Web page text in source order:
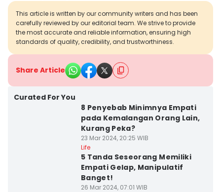
This article is written by our community writers and has been
carefully reviewed by our editorial team. We strive to provide
the most accurate and reliable information, ensuring high
standards of quality, credibility, and trustworthiness.
Share Article
Curated For You
8 Penyebab Minimnya Empati
pada Kemalangan Orang Lain,
Kurang Peka?
23 Mar 2024, 20:25 WIB
Life
5 Tanda Seseorang Memiliki
Empati Gelap, Manipulatif
Banget!
26 Mar 2024, 07:01 WIB